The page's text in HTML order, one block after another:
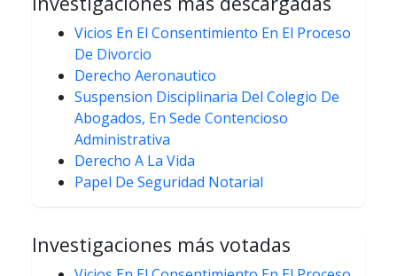
entradas
Vicios En El Consentimiento En El Proceso
De Divorcio
Derecho Aeronautico
Suspension Disciplinaria Del Colegio De
Abogados, En Sede Contencioso
Administrativa
Derecho A La Vida
Papel De Seguridad Notarial
Investigaciones más votadas